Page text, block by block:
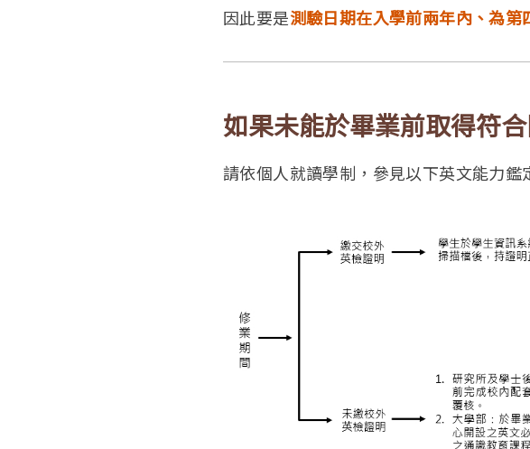
因此要是測驗日期在入學前兩年內、為
如果未能於畢業前取得符
請依個人就讀學制 ，參見以下英文能力鑑